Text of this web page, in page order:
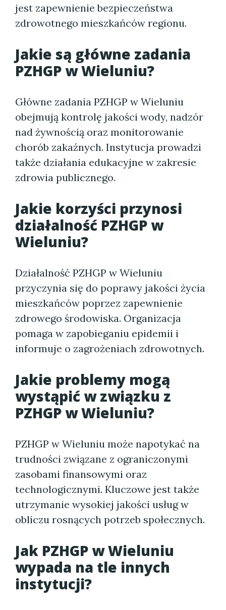
jest zapewnienie bezpieczeństwa
zdrowotnego mieszkańców regionu.
Jakie są główne zadania
PZHGP w Wieluniu?
Główne zadania PZHGP w Wieluniu
obejmują kontrolę jakości wody, nadzór
nad żywnością oraz monitorowanie
chorób zakaźnych. Instytucja prowadzi
także działania edukacyjne w zakresie
zdrowia publicznego.
Jakie korzyści przynosi
działalność PZHGP w
Wieluniu?
Działalność PZHGP w Wieluniu
przyczynia się do poprawy jakości życia
mieszkańców poprzez zapewnienie
zdrowego środowiska. Organizacja
pomaga w zapobieganiu epidemii i
informuje o zagrożeniach zdrowotnych.
Jakie problemy mogą
wystąpić w związku z
PZHGP w Wieluniu?
PZHGP w Wieluniu może napotykać na
trudności związane z ograniczonymi
zasobami finansowymi oraz
technologicznymi. Kluczowe jest także
utrzymanie wysokiej jakości usług w
obliczu rosnących potrzeb społecznych.
Jak PZHGP w Wieluniu
wypada na tle innych
instytucji?